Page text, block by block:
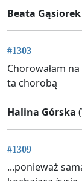
Beata Gąsiorek
#1303
Chorowałam
ta chorobą
Halina Górska
#1309
...ponieważ